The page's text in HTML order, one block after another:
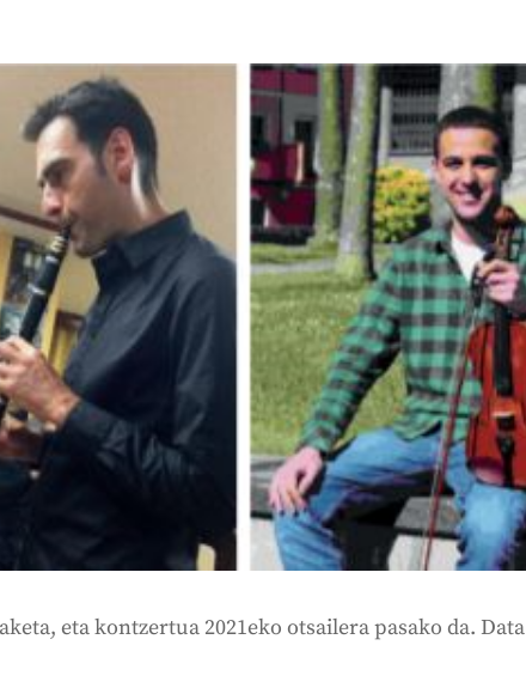
eta kontzertua 2021eko otsailera pasako da. Data